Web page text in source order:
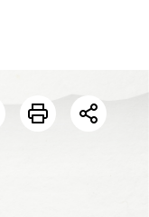
開啟